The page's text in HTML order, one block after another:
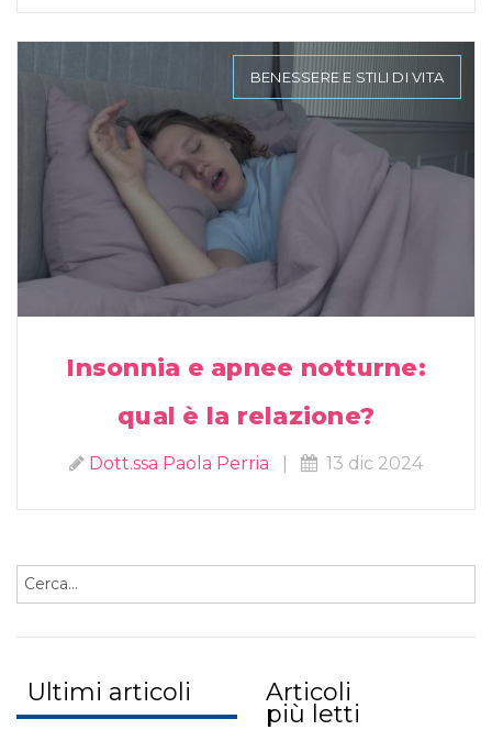
BENESSERE E STILI DI VITA
Insonnia e apnee notturne:
qual è la relazione?
Dott.ssa Paola Perria 13 dic 2024
Ultimi articoli Articoli
più letti